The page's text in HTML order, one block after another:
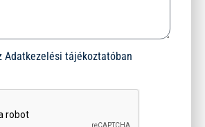
Adatkezelési tájékoztatóban